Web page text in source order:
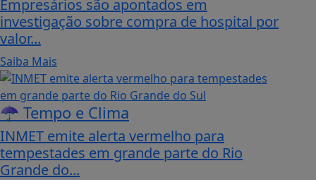
Empresários são apontados em
investigação sobre compra de hospital por
valor...
Saiba Mais
☂️ Tempo e Clima
INMET emite alerta vermelho para
tempestades em grande parte do Rio
Grande do...